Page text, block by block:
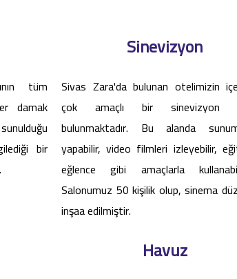
tüm
damak
bir
Sinevizyon
Sivas Zara'da bulunan otelimizin
çok amaçlı bir sinevizyon
bulunmaktadır. Bu alanda
yapabilir, video filmleri izleyebilir,
eğlence gibi amaçlarla
Salonumuz 50 kişilik olup, sinema
inşaa edilmiştir.
Havuz